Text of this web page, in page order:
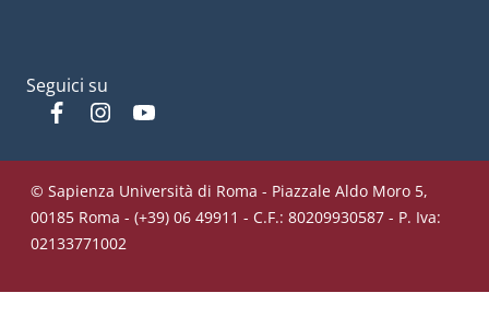
Seguici su
FacebookInstagram
© Sapienza Università di Roma - Piazzale Aldo Moro 5,
00185 Roma - (+39) 06 49911 - C.F.: 80209930587 - P. Iva:
02133771002